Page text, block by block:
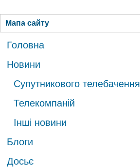
Мапа сайту
Головна
Новини
Супутникового телебачення
Телекомпаній
Інші новини
Блоги
Досьє